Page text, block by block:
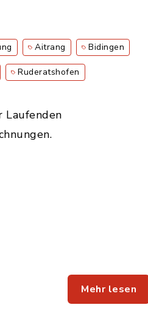
Aitrang Bidingen
Ruderatshofen
Laufenden
Mehr lesen